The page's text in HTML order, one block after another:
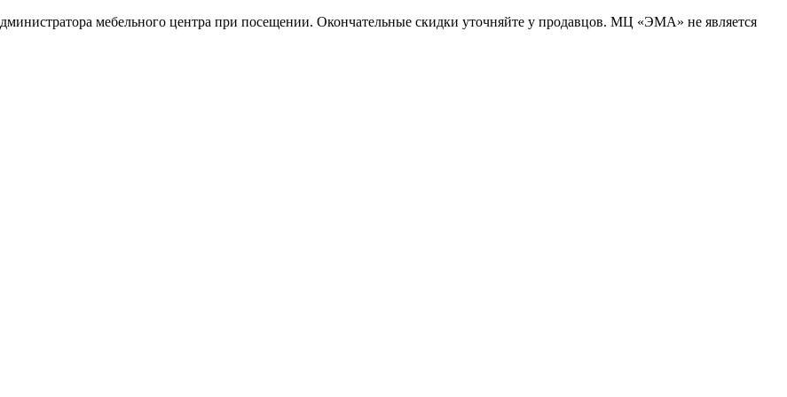
мебельного центра при посещении. Окончательные скидки уточняйте у продавцов. МЦ «ЭМА» не является